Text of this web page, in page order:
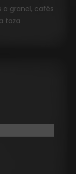
a granel, cafés
taza